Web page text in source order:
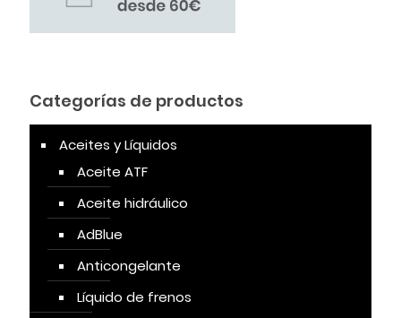
Categorías de productos
Aceites y Líquidos
Aceite ATF
Aceite hidráulico
AdBlue
Anticongelante
Líquido de frenos